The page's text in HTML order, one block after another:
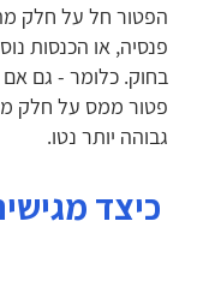
הפטור חל על חלק
פנסיה, או הכנסות
בחוק. כלומר - גם אם
פטור ממס על חלק
גבוהה יותר נטו.
כיצד